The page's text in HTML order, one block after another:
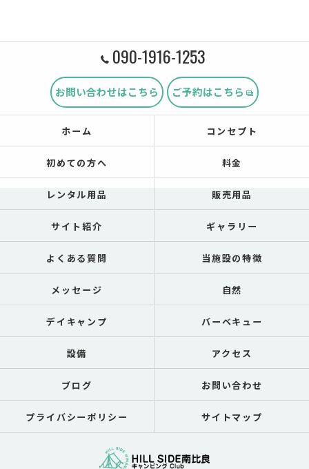
090-1916-1253
お問い合わせはこちら ご予約はこちら
ホーム コンセプト
初めての方へ 料金
レンタル用品 販売用品
サイト紹介 ギャラリー
よくある質問 当施設の特徴
メッセージ 自然
デイキャンプ バーベキュー
設備 アクセス
ブログ お問い合わせ
プライバシーポリシー サイトマップ